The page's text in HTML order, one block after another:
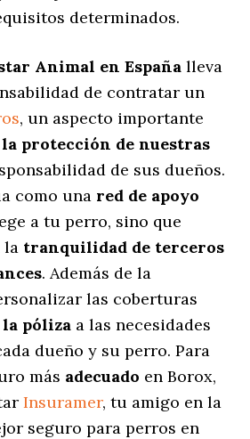
determinados.
Animal en España lleva
de contratar un
, un aspecto importante
protección de nuestras
de sus dueños.
como una red de apoyo
a tu perro, sino que
la tranquilidad de terceros
. Además de la
las coberturas
póliza a las necesidades
dueño y su perro. Para
más adecuado en Borox,
Insuramer, tu amigo en la
seguro para perros en